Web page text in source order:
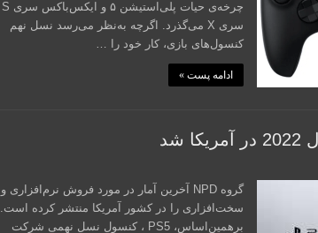
سری X می‌گذرد. اگرچه به‌نظر می‌رسد نسل نهم
کنسول‌های بازی، کار خود را …
ادامه پست »
گروه NPD آخرین آمار در مورد فروش نرم‌افزاری و
سخت‌افزاری را در کشور آمریکا منتشر کرده است.
برهمین‌اساس، PS5 ، کنسول نسل نهمی شرکت